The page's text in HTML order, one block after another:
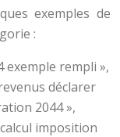
exemples de
:
exemple rempli »,
déclarer
2044 »,
imposition